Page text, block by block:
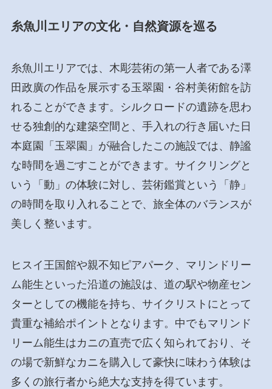
糸魚川エリアの文化・自然資源を巡る
糸魚川エリアでは、木彫芸術の第一人者である澤
田政廣の作品を展示する玉翠園・谷村美術館を訪
れることができます。シルクロードの遺跡を思わ
せる独創的な建築空間と、手入れの行き届いた日
本庭園「玉翠園」が融合したこの施設では、静謐
な時間を過ごすことができます。サイクリングと
いう「動」の体験に対し、芸術鑑賞という「静」
の時間を取り入れることで、旅全体のバランスが
美しく整います。
ヒスイ王国館や親不知ピアパーク、マリンドリー
ム能生といった沿道の施設は、道の駅や物産セン
ターとしての機能を持ち、サイクリストにとって
貴重な補給ポイントとなります。中でもマリンド
リーム能生はカニの直売で広く知られており、そ
の場で新鮮なカニを購入して豪快に味わう体験は
多くの旅行者から絶大な支持を得ています。